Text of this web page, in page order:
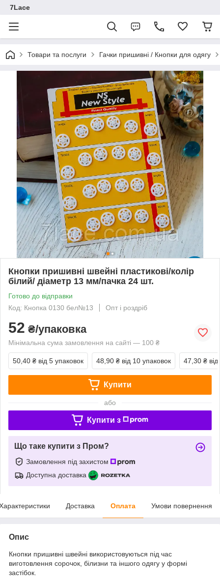
7Lace
Товари та послуги Гачки пришивні / Кнопки для одягу
Кнопки пришивні швейні пластикові/колір
білий/ діаметр 13 мм/пачка 24 шт.
Готово до відправки
Код: Кнопка 0130 бел№13
Опт і роздріб
52 ₴/упаковка
Мінімальна сума замовлення на сайті — 100 ₴
50,40 ₴ від 5 упаковок 48,90 ₴ від 10 упаковок 47,30 ₴
Купити
або
Купити з
Що таке купити з Пром?
Замовлення під захистом
Доступна доставка
Доставка Оплата Умови повернення
Опис
Кнопки пришивні швейні використовуються під час
виготовлення сорочок, білизни та іншого одягу у формі
застібок.